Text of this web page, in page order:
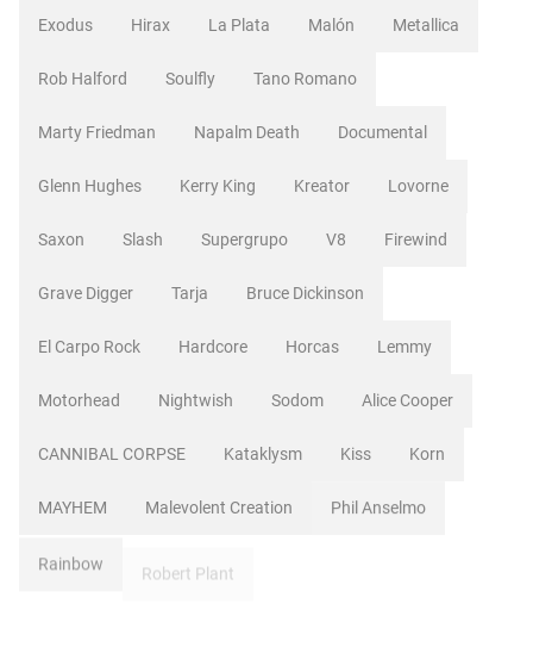
Exodus Hirax La Plata Malón Metallica
Rob Halford Soulfly Tano Romano
Marty Friedman Napalm Death Documental
Glenn Hughes Kerry King Kreator Lovorne
Saxon Slash Supergrupo V8 Firewind
Grave Digger Tarja Bruce Dickinson
El Carpo Rock Hardcore Horcas Lemmy
Motorhead Nightwish Sodom Alice Cooper
CANNIBAL CORPSE Kataklysm Kiss Korn
MAYHEM Malevolent Creation Phil Anselmo
Rainbow